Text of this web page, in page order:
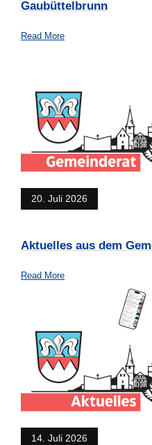
Gaubüttelbrunn
Read More
20. Juli 2026
Aktuelles aus dem
Read More
14. Juli 2026